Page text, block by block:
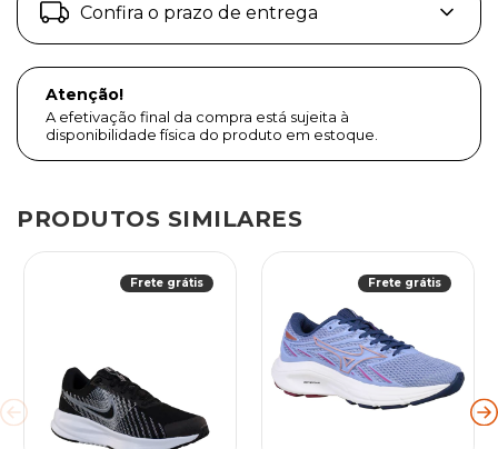
Confira o prazo de entrega
Atenção!
A efetivação final da compra está sujeita à
disponibilidade física do produto em estoque.
PRODUTOS SIMILARES
Frete grátis Frete grátis